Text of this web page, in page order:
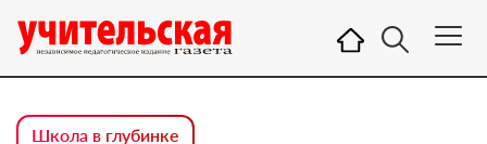
Школа в глубинке